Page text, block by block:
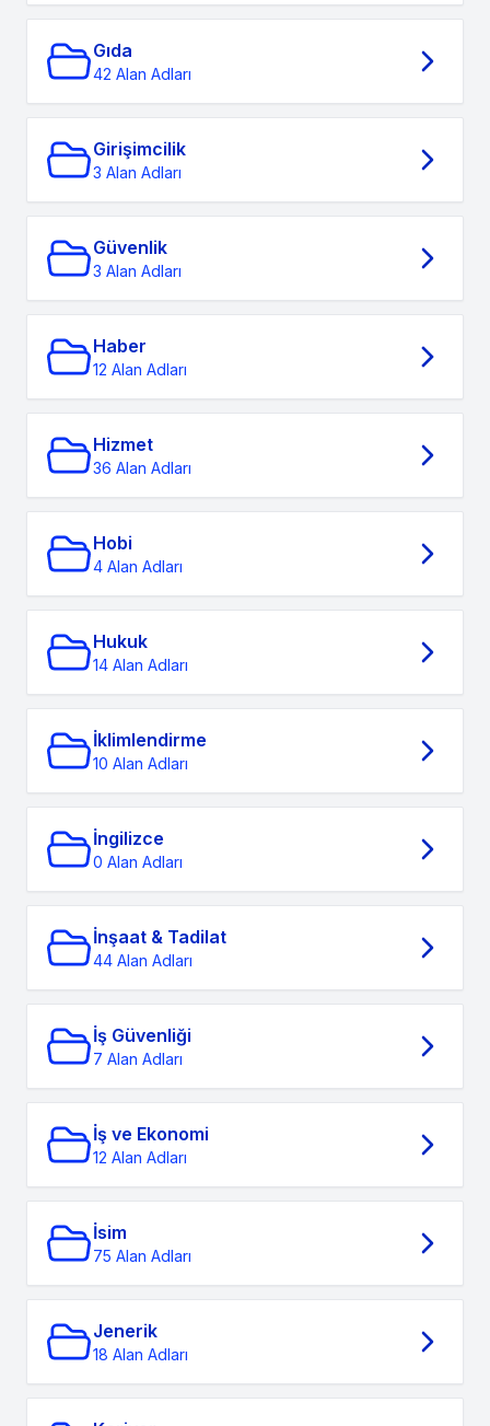
Gıda
42 Alan Adları
Girişimcilik
3 Alan Adları
Güvenlik
3 Alan Adları
Haber
12 Alan Adları
Hizmet
36 Alan Adları
Hobi
4 Alan Adları
Hukuk
14 Alan Adları
İklimlendirme
10 Alan Adları
İngilizce
0 Alan Adları
İnşaat & Tadilat
44 Alan Adları
İş Güvenliği
7 Alan Adları
İş ve Ekonomi
12 Alan Adları
İsim
75 Alan Adları
Jenerik
18 Alan Adları